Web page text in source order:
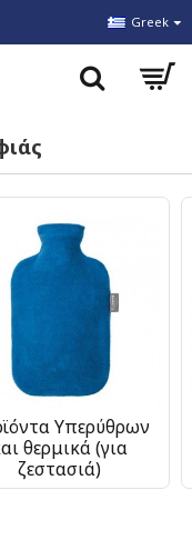
Greek
Υπερύθρων
θερμικά (για
ζεστασιά)